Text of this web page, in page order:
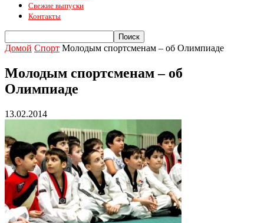
Свежие выпуски
Контакты
Домой Спорт Молодым спортсменам – об Олимпиаде
Молодым спортсменам – об
Олимпиаде
13.02.2014